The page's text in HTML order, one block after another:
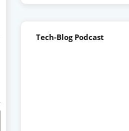
Tech-Blog Podcast